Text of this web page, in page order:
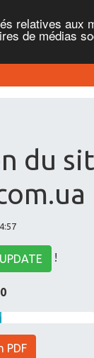
relatives aux
de médias
du
UPDATE !
PDF